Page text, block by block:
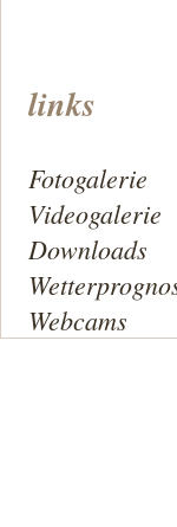
links
Fotogalerie
Videogalerie
Downloads
Webcams